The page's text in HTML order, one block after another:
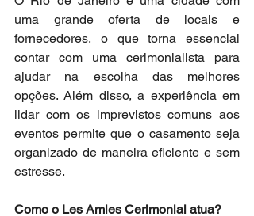
uma grande oferta de locais e
fornecedores, o que torna essencial
contar com uma cerimonialista para
ajudar na escolha das melhores
opções. Além disso, a experiência em
lidar com os imprevistos comuns aos
eventos permite que o casamento seja
organizado de maneira eficiente e sem
estresse.
Como o Les Amies Cerimonial atua?